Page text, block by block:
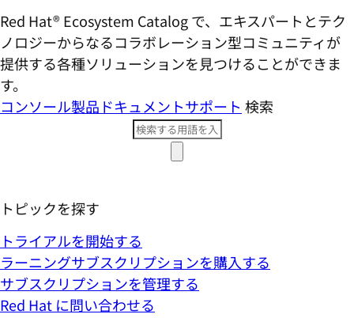
Red Hat® Ecosystem Catalog で、エキスパートとテク
ノロジーからなるコラボレーション型コミ​ュニティが
提供する各種ソリューションを見つけることができま
す。
コンソール製品ドキュメントサポート 検索
トピックを探す
トライアルを開始する
ラーニングサブスクリプションを購入する
サブスクリプションを管理する
Red Hat に問い合わせる